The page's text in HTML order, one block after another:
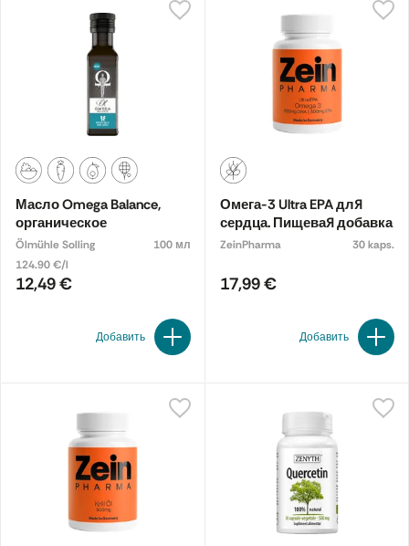
Масло Omega Balance,
органическое
Ölmühle Solling
100 мл
124.90 €/l
12,49 €
Добавить
Омега-3 Ultra EPA для
сердца. Пищевая добавка
ZeinPharma 30 kaps.
17,99 €
Добавить